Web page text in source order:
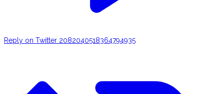
Reply on Twitter 2082040518364794935